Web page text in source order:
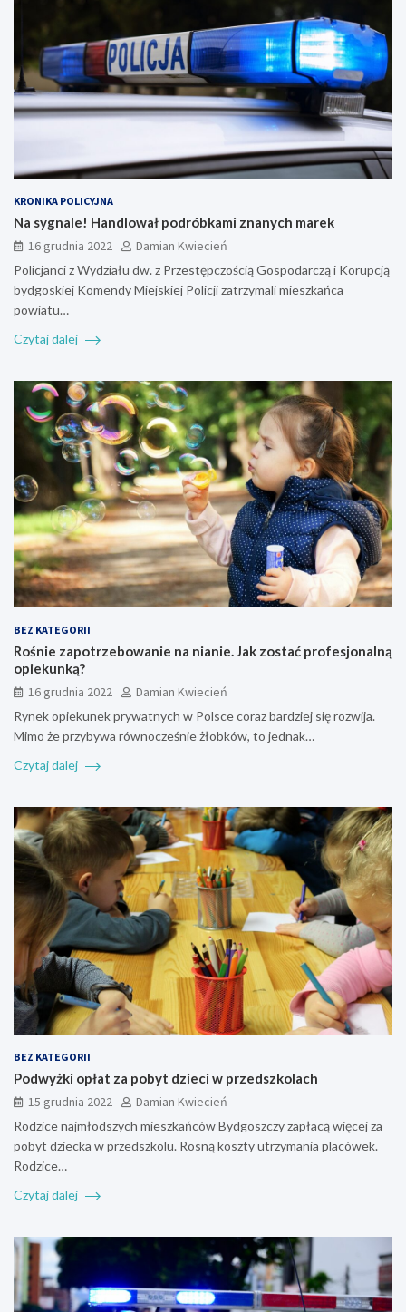
KRONIKA POLICYJNA
Na sygnale! Handlował podróbkami znanych marek
16 grudnia 2022
Damian Kwiecień
Policjanci z Wydziału dw. z Przestępczością Gospodarczą i Korupcją
bydgoskiej Komendy Miejskiej Policji zatrzymali mieszkańca
powiatu…
Czytaj dalej
BEZ KATEGORII
Rośnie zapotrzebowanie na nianie. Jak zostać profesjonalną
opiekunką?
16 grudnia 2022
Damian Kwiecień
Rynek opiekunek prywatnych w Polsce coraz bardziej się rozwija.
Mimo że przybywa równocześnie żłobków, to jednak…
Czytaj dalej
BEZ KATEGORII
Podwyżki opłat za pobyt dzieci w przedszkolach
15 grudnia 2022
Damian Kwiecień
Rodzice najmłodszych mieszkańców Bydgoszczy zapłacą więcej za
pobyt dziecka w przedszkolu. Rosną koszty utrzymania placówek.
Rodzice…
Czytaj dalej